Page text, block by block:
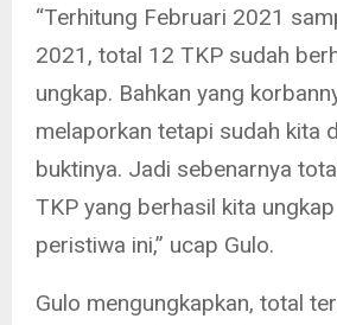
“Terhitung Februari 2021
2021, total 12 TKP sudah
ungkap. Bahkan yang
melaporkan tetapi sudah kita
buktinya. Jadi sebenarnya
TKP yang berhasil kita
peristiwa ini,” ucap Gulo.
Gulo mengungkapkan, total